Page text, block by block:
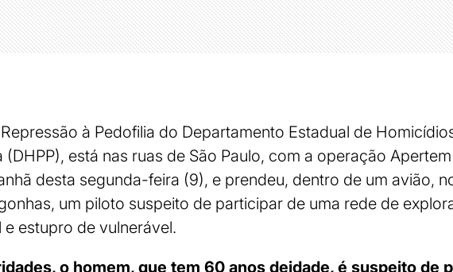
à Pedofilia do Departamento Estadual de
(DHPP), está nas ruas de São Paulo, com a operação
desta segunda-feira (9), e prendeu, dentro de um avião,
um piloto suspeito de participar de uma rede de
estupro de vulnerável.
o homem, que tem 60 anos deidade, é suspeito de